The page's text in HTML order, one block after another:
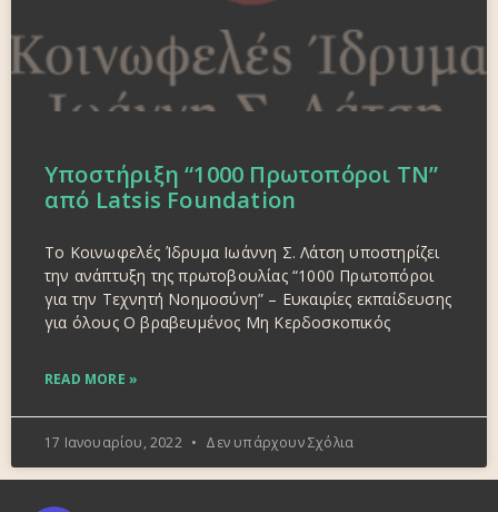
Υποστήριξη “1000 Πρωτοπόροι TN”
από Latsis Foundation
To Κοινωφελές Ίδρυμα Ιωάννη Σ. Λάτση υποστηρίζει
την ανάπτυξη της πρωτοβουλίας “1000 Πρωτοπόροι
για την Τεχνητή Νοημοσύνη” – Ευκαιρίες εκπαίδευσης
για όλους O βραβευμένος Μη Κερδοσκοπικός
READ MORE »
17 Ιανουαρίου, 2022 Δεν υπάρχουν Σχόλια